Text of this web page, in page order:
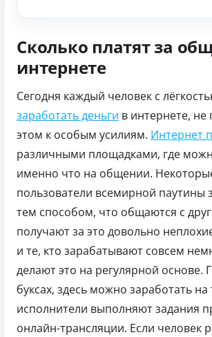
Сколько платят за
интернете
Сегодня каждый человек с
заработать деньги в интернете, не
этом к особым усилиям. Интернет
различными площадками, где
именно что на общении.
пользователи всемирной паутины
тем способом, что общаются с
получают за это довольно
и те, кто зарабатывают совсем
делают это на регулярной основе.
буксах, здесь можно заработать
исполнители выполняют задания
онлайн-трансляции. Если человек